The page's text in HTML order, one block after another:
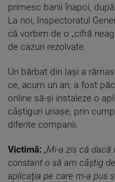
primesc banii înapoi,
La noi, Inspectoratul
că vorbim de o „cifră
de cazuri rezolvate.
Un bărbat din Iași a
ce, acum un an, a fost
online să-și instaleze o
câștiguri uriașe, prin
diferite companii.
Victimă: „Mi-a zis că
constant o să am câștig
aplicaţia pe care m-a pus